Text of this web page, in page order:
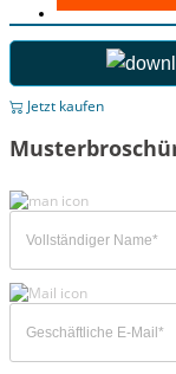
Jetzt kaufen